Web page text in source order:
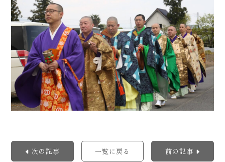
次の記事 一覧に戻る 前の記事